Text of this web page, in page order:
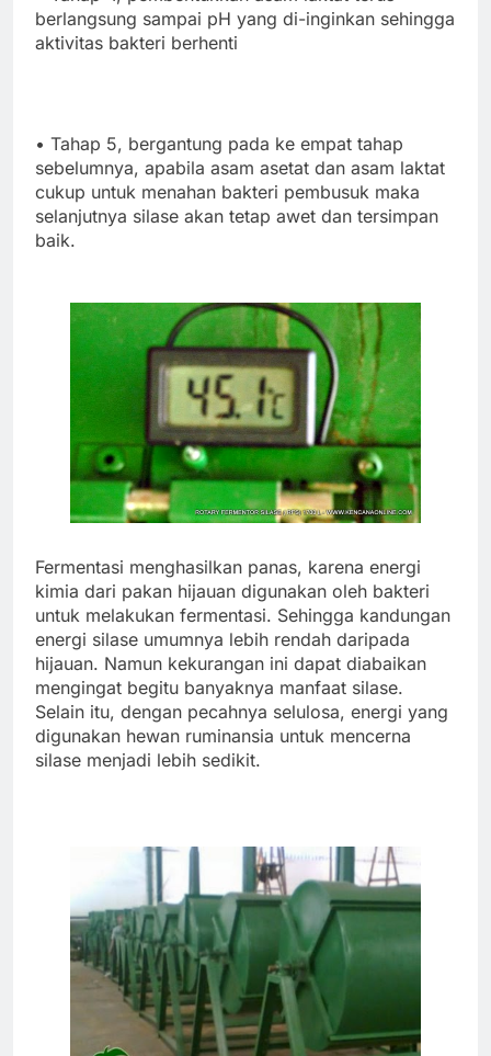
berlangsung sampai pH yang di-inginkan sehingga
aktivitas bakteri berhenti
• Tahap 5, bergantung pada ke empat tahap
sebelumnya, apabila asam asetat dan asam laktat
cukup untuk menahan bakteri pembusuk maka
selanjutnya silase akan tetap awet dan tersimpan
baik.
Fermentasi menghasilkan panas, karena energi
kimia dari pakan hijauan digunakan oleh bakteri
untuk melakukan fermentasi. Sehingga kandungan
energi silase umumnya lebih rendah daripada
hijauan. Namun kekurangan ini dapat diabaikan
mengingat begitu banyaknya manfaat silase.
Selain itu, dengan pecahnya selulosa, energi yang
digunakan hewan ruminansia untuk mencerna
silase menjadi lebih sedikit.